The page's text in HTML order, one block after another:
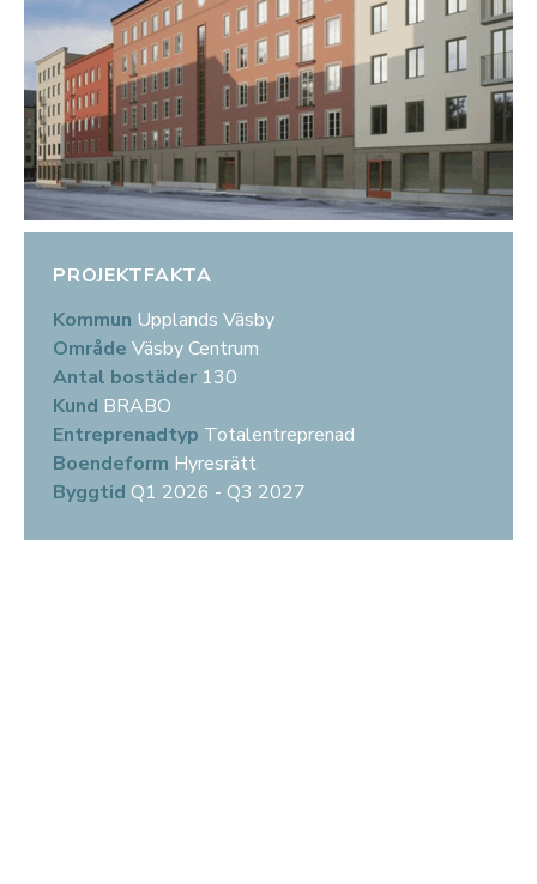
PROJEKTFAKTA
Kommun Upplands Väsby
Område Väsby Centrum
Antal bostäder 130
Kund BRABO
Entreprenadtyp Totalentreprenad
Boendeform Hyresrätt
Byggtid Q1 2026 - Q3 2027